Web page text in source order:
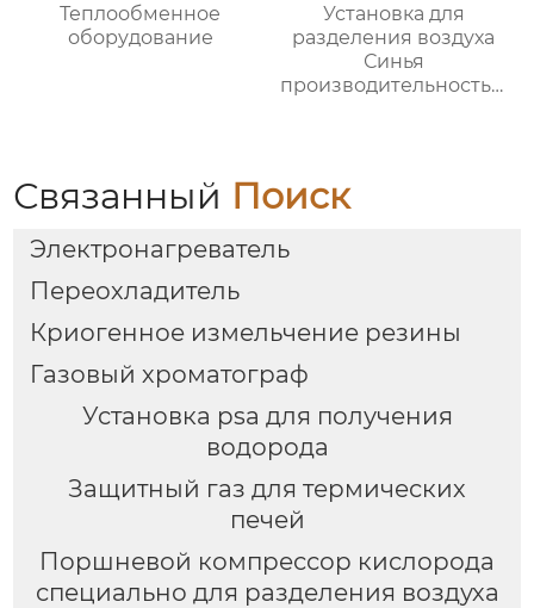
Теплообменное
оборудование
Установка для
разделения воздуха
Синья
производительностью
Связанный Поиск
Электронагреватель
Переохладитель
Криогенное измельчение резины
Газовый хроматограф
Установка psa для получения
водорода
Защитный газ для термических
печей
Поршневой компрессор кислорода
специально для разделения воздуха